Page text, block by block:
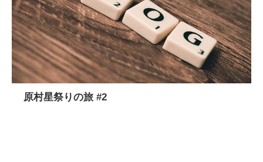
原村星祭りの旅 #2